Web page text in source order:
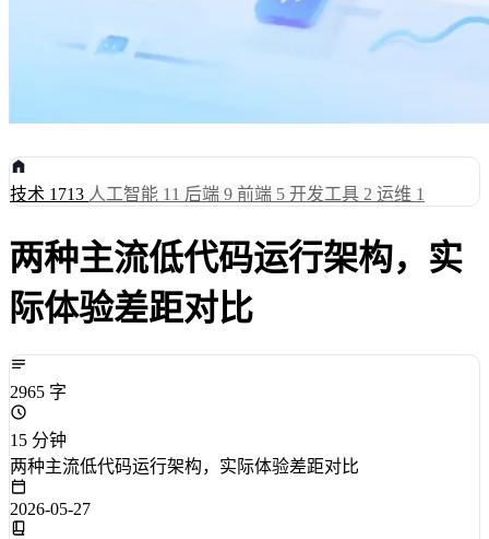
技术 1713 人工智能 11 后端 9 前端 5 开发工具 2 运维 1
两种主流低代码运行架构，实
际体验差距对比
2965 字
15 分钟
两种主流低代码运行架构，实际体验差距对比
2026-05-27